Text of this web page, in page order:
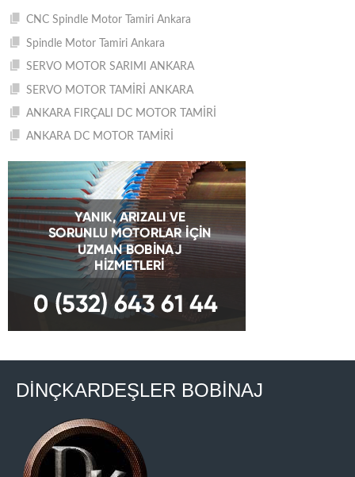
CNC Spindle Motor Tamiri Ankara
Spindle Motor Tamiri Ankara
SERVO MOTOR SARIMI ANKARA
SERVO MOTOR TAMİRİ ANKARA
ANKARA FIRÇALI DC MOTOR TAMİRİ
ANKARA DC MOTOR TAMİRİ
DİNÇKARDEŞLER BOBİNAJ